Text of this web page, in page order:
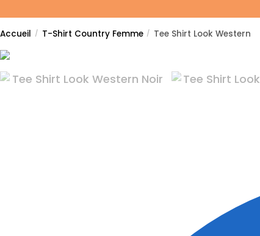
Accueil / T-Shirt Country Femme / Tee Shirt Look Western